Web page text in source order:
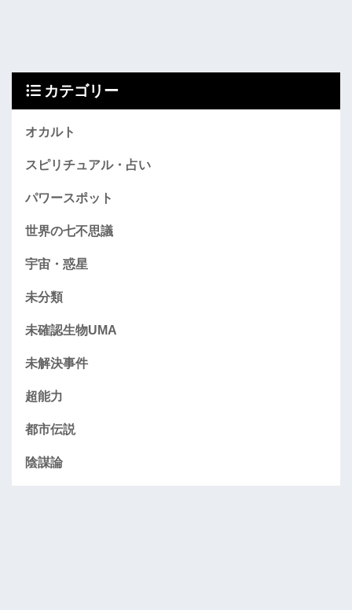
カテゴリー
オカルト
スピリチュアル・占い
パワースポット
世界の七不思議
宇宙・惑星
未分類
未確認生物UMA
未解決事件
超能力
都市伝説
陰謀論